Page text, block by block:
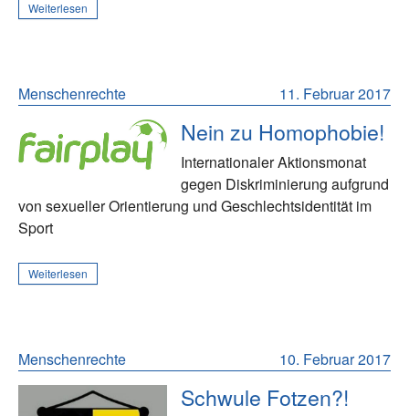
Weiterlesen
11. Februar 2017
Menschenrechte
Nein zu Homophobie!
Internationaler Aktionsmonat
gegen Diskriminierung aufgrund
von sexueller Orientierung und Geschlechtsidentität im
Sport
Weiterlesen
10. Februar 2017
Menschenrechte
Schwule Fotzen?!